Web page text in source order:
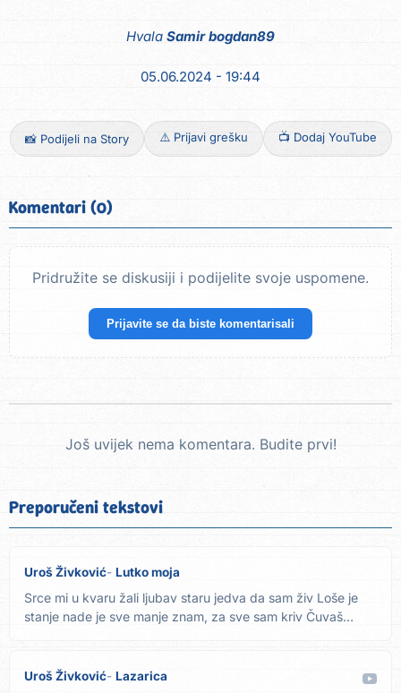
Hvala Samir bogdan89
05.06.2024 - 19:44
📸 Podijeli na Story ⚠️ Prijavi grešku 📺 Dodaj YouTube
Komentari (0)
Pridružite se diskusiji i podijelite svoje uspomene.
Prijavite se da biste komentarisali
Još uvijek nema komentara. Budite prvi!
Preporučeni tekstovi
Uroš Živković Lutko moja
Srce mi u kvaru žali ljubav staru jedva da sam živ Loše je
stanje nade je sve manje znam, za sve sam kriv Čuvaš
Uroš Živković Lazarica